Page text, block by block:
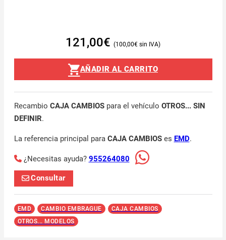
121,00€ 100,00€
AÑADIR AL CARRITO
Recambio CAJA CAMBIOSpara el vehículo OTROS... SIN
DEFINIR.
La referencia principal para CAJA CAMBIOSes EMD.
¿Necesitas ayuda? 955264080
Consultar
EMD CAMBIO EMBRAGUE
CAJA CAMBIOS
OTROS... MODELOS